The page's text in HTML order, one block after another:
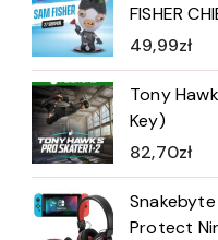
FISHER
49,99zł
Tony
Key)
82,70zł
Protect